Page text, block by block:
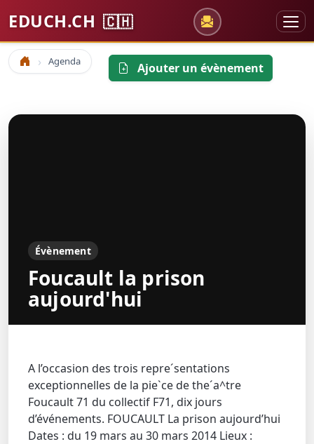
EDUCH.CH 🇨🇭
Accueil Agenda Ajouter un évènement
Évènement
Foucault la prison
aujourd'hui
A l’occasion des trois repre´sentations
exceptionnelles de la pie`ce de the´a^tre
Foucault 71 du collectif F71, dix jours
d’événements. FOUCAULT La prison aujourd’hui
Dates : du 19 mars au 30 mars 2014 Lieux :